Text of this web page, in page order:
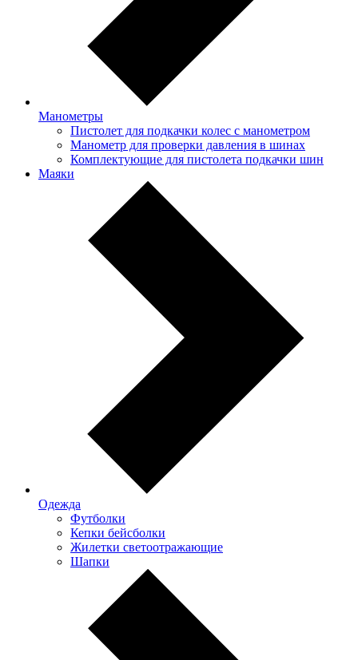
Манометры
Пистолет для подкачки колес с манометром
Манометр для проверки давления в шинах
Комплектующие для пистолета подкачки шин
Маяки
Одежда
Футболки
Кепки бейсболки
Жилетки светоотражающие
Шапки